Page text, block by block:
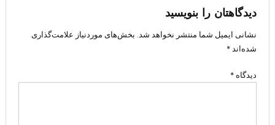
دیدگاهتان را بنویسید
نشانی ایمیل شما منتشر نخواهد شد. بخش‌های موردنیاز علامت‌گذاری
شده‌اند*
دیدگاه *